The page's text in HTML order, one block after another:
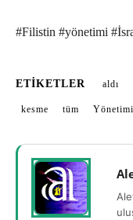
#Filistin #yönetimi
ETIKETLER aldı
kesme tüm Yönetimi